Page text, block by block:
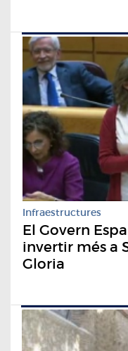
Infraestructures
El Govern
invertir més a
Gloria